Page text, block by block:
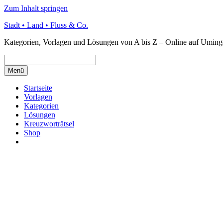
Zum Inhalt springen
Stadt • Land • Fluss & Co.
Kategorien, Vorlagen und Lösungen von A bis Z – Online auf
Menü
Startseite
Vorlagen
Kategorien
Lösungen
Kreuzworträtsel
Shop